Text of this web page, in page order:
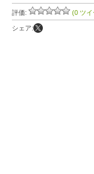
評価: (0 ツイ
シェア: